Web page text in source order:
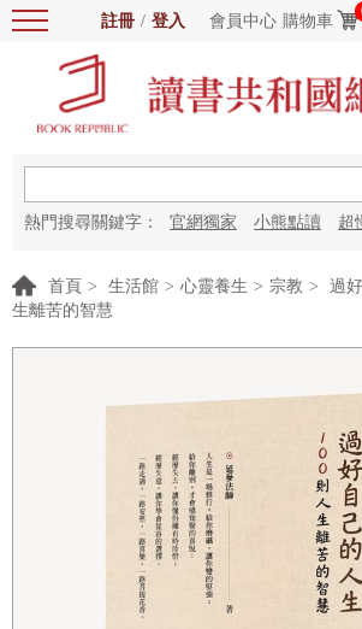
註冊 / 登入 會員中心 購物車
熱門搜尋關鍵字： 官網獨家 小熊點讀 超
首頁 > 生活館 > 心靈養生 > 宗教 >
過
生離苦的智慧